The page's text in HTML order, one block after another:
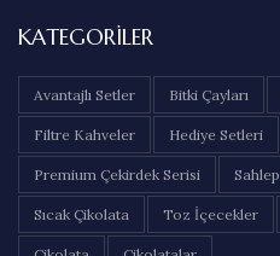
KATEGORILER
Avantajlı Setler Bitki Çayları
Filtre Kahveler Hediye Setleri
Premium Çekirdek Serisi Sahlep
Sıcak Çikolata Toz İçecekler